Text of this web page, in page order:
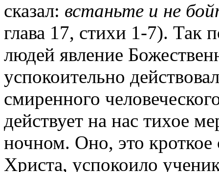
сказал: встаньте и не
глава 17, стихи 1-7). Так
людей явление
успокоительно
смиренного
действует на нас тихое
ночном. Оно, это кроткое
Христа, успокоило